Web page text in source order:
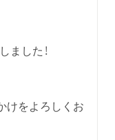
ました！
けをよろしくお